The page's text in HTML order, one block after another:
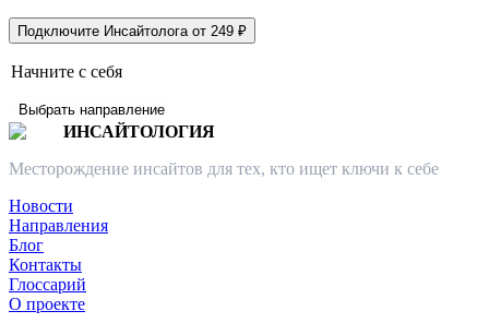
Подключите Инсайтолога от 249 ₽
Начните с себя
Выбрать направление
ИНСАЙТОЛОГИЯ
Месторождение инсайтов для тех, кто ищет ключи к себе
Новости
Направления
Блог
Контакты
Глоссарий
О проекте